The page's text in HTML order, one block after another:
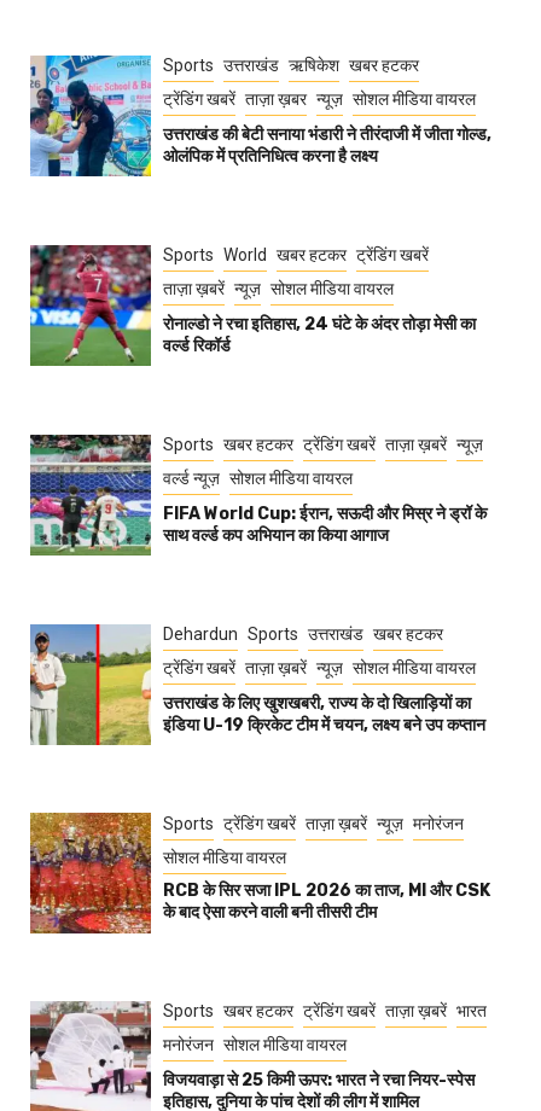
Sports उत्तराखंड ऋषिकेश खबर हटकर
ट्रेंडिंग खबरें ताज़ा ख़बर न्यूज़ सोशल मीडिया वायरल
उत्तराखंड की बेटी सनाया भंडारी ने तीरंदाजी में जीता गोल्ड,
ओलंपिक में प्रतिनिधित्व करना है लक्ष्य
Sports World खबर हटकर ट्रेंडिंग खबरें
ताज़ा ख़बरें न्यूज़ सोशल मीडिया वायरल
रोनाल्डो ने रचा इतिहास, 24 घंटे के अंदर तोड़ा मेसी का
वर्ल्ड रिकॉर्ड
Sports खबर हटकर ट्रेंडिंग खबरें ताज़ा ख़बरें न्यूज़
वर्ल्ड न्यूज़ सोशल मीडिया वायरल
FIFA World Cup: ईरान, सऊदी और मिस्र ने ड्रॉ के
साथ वर्ल्ड कप अभियान का किया आगाज
Dehardun Sports उत्तराखंड खबर हटकर
ट्रेंडिंग खबरें ताज़ा ख़बरें न्यूज़ सोशल मीडिया वायरल
उत्तराखंड के लिए खुशखबरी, राज्य के दो खिलाड़ियों का
इंडिया U-19 क्रिकेट टीम में चयन, लक्ष्य बने उप कप्तान
Sports ट्रेंडिंग खबरें ताज़ा ख़बरें न्यूज़ मनोरंजन
सोशल मीडिया वायरल
RCB के सिर सजा IPL 2026 का ताज, MI और CSK
के बाद ऐसा करने वाली बनी तीसरी टीम
Sports खबर हटकर ट्रेंडिंग खबरें ताज़ा ख़बरें भारत
मनोरंजन सोशल मीडिया वायरल
विजयवाड़ा से 25 किमी ऊपर: भारत ने रचा नियर-स्पेस
इतिहास, दुनिया के पांच देशों की लीग में शामिल